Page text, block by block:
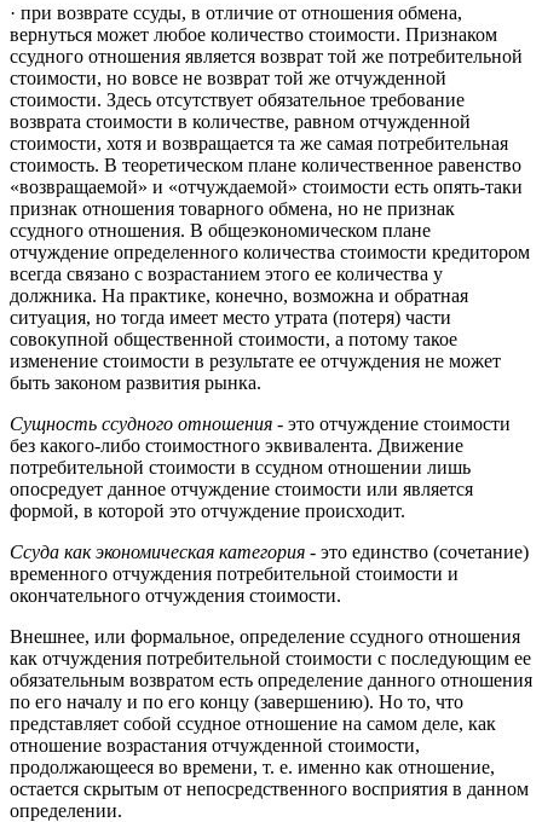
· при возврате ссуды, в отличие от отношения обмена,
вернуться может любое количество стоимости. Признаком
ссудного отношения является возврат той же потребительной
стоимости, но вовсе не возврат той же отчужденной
стоимости. Здесь отсутствует обязательное требование
возврата стоимости в количестве, равном отчужденной
стоимости, хотя и возвращается та же самая потребительная
стоимость. В теоретическом плане количественное равенство
«возвращаемой» и «отчуждаемой» стоимости есть опять-таки
признак отношения товарного обмена, но не признак
ссудного отношения. В общеэкономическом плане
отчуждение определенного количества стоимости кредитором
всегда связано с возрастанием этого ее количества у
должника. На практике, конечно, возможна и обратная
ситуация, но тогда имеет место утрата (потеря) части
совокупной общественной стоимости, а потому такое
изменение стоимости в результате ее отчуждения не может
быть законом развития рынка.
Сущность ссудного отношения - это отчуждение стоимости
без какого-либо стоимостного эквивалента. Движение
потребительной стоимости в ссудном отношении лишь
опосредует данное отчуждение стоимости или является
формой, в которой это отчуждение происходит.
Ссуда как экономическая категория - это единство (сочетание)
временного отчуждения потребительной стоимости и
окончательного отчуждения стоимости.
Внешнее, или формальное, определение ссудного отношения
как отчуждения потребительной стоимости с последующим ее
обязательным возвратом есть определение данного отношения
по его началу и по его концу (завершению). Но то, что
представляет собой ссудное отношение на самом деле, как
отношение возрастания отчужденной стоимости,
продолжающееся во времени, т. е. именно как отношение,
остается скрытым от непосредственного восприятия в данном
определении.